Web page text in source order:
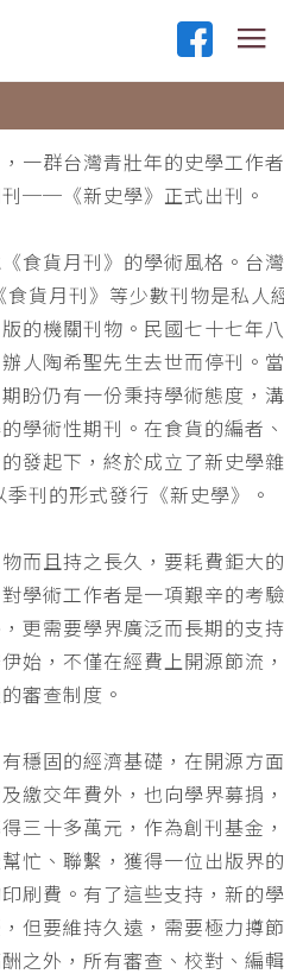
一群台灣青壯年的史學工作
──《新史學》正式出刊。
《食貨月刊》的學術風格。台
食貨月刊》等少數刊物是私人
的機關刊物。民國七十七年
辦人陶希聖先生去世而停刊。
盼仍有一份秉持學術態度，
學術性期刊。在食貨的編者
發起下，終於成立了新史學
刊的形式發行《新史學》。
而且持之長久，要耗費鉅大
學術工作者是一項艱辛的考
更需要學界廣泛而長期的支
始，不僅在經費上開源節流
審查制度。
穩固的經濟基礎，在開源方
繳交年費外，也向學界募捐
三十多萬元，作為創刊基金
忙、聯繫，獲得一位出版界
刷費。有了這些支持，新的
但要維持久遠，需要極力撙
之外，所有審查、校對、編